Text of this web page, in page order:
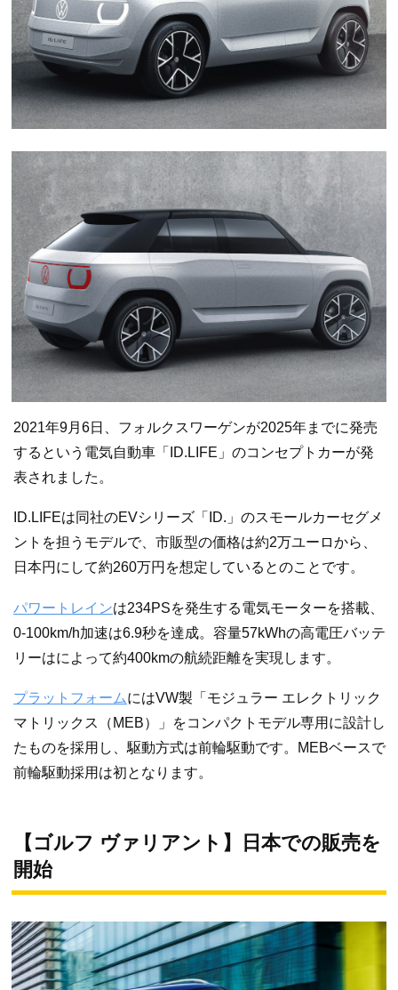
2021年9月6日、フォルクスワーゲンが2025年までに発売
するという電気自動車「ID.LIFE」のコンセプトカーが発
表されました。
ID.LIFEは同社のEVシリーズ「ID.」のスモールカーセグメ
ントを担うモデルで、市販型の価格は約2万ユーロから、
日本円にして約260万円を想定しているとのことです。
パワートレインは234PSを発生する電気モーターを搭載、
0-100km/h加速は6.9秒を達成。容量57kWhの高電圧バッテ
リーはによって約400kmの航続距離を実現します。
プラットフォームにはVW製「モジュラー エレクトリック
マトリックス（MEB）」をコンパクトモデル専用に設計し
たものを採用し、駆動方式は前輪駆動です。MEBベースで
前輪駆動採用は初となります。
【ゴルフ ヴァリアント】日本での販売を
開始